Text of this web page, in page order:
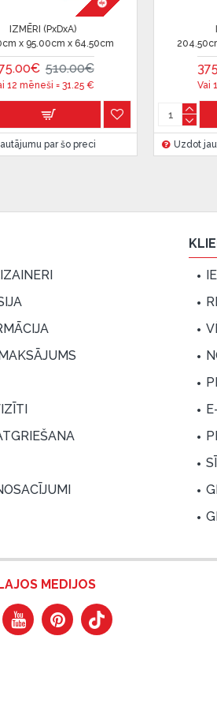
206.00cm x 97.00cm x 150.00cm
399.00€
Vai 12 mēneši =
Uzdot jautājumu par šo preci
MEDIJOS